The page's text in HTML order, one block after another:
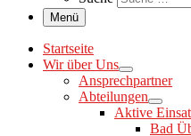
Menü
Startseite
Wir über Uns
Ansprechpartner
Abteilungen
Aktive
Bad